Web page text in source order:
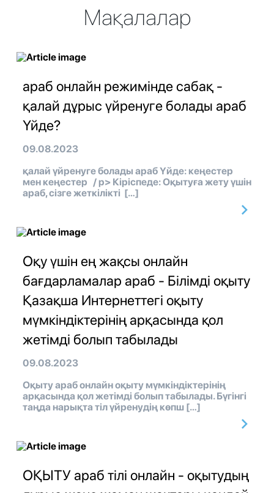
Мақалалар
араб онлайн режимінде сабақ -
қалай дұрыс үйренуге болады араб
Үйде?
09.08.2023
қалай үйренуге болады араб Үйде: кеңестер
мен кеңестер / p> Кіріспеде: Оқытуға жету үшін
араб, сізге жеткілікті […]
Оқу үшін ең жақсы онлайн
бағдарламалар араб - Білімді оқыту
Қазақша Интернеттегі оқыту
мүмкіндіктерінің арқасында қол
жетімді болып табылады
09.08.2023
Оқыту араб онлайн оқыту мүмкіндіктерінің
арқасында қол жетімді болып табылады. Бүгінгі
таңда нарықта тіл үйренудің көпш […]
ОҚЫТУ араб тілі онлайн - оқытудың